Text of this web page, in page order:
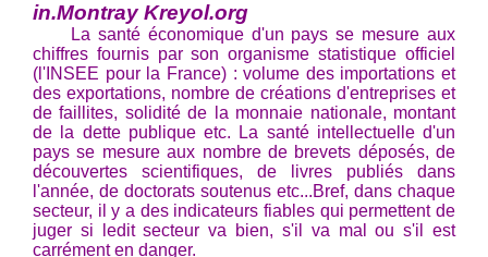
in.Montray Kreyol.org
La santé économique d'un pays se mesure aux
chiffres fournis par son organisme statistique officiel
(l'INSEE pour la France) : volume des importations et
des exportations, nombre de créations d'entreprises et
de faillites, solidité de la monnaie nationale, montant
de la dette publique etc. La santé intellectuelle d'un
pays se mesure aux nombre de brevets déposés, de
découvertes scientifiques, de livres publiés dans
l'année, de doctorats soutenus etc...Bref, dans chaque
secteur, il y a des indicateurs fiables qui permettent de
juger si ledit secteur va bien, s'il va mal ou s'il est
carrément en danger.